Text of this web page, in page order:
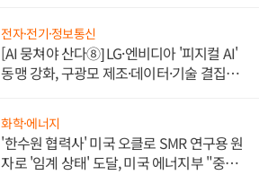
전자·전기·정보통신
[AI 뭉쳐야 산다⑧] LG·엔비디아 '피지컬 AI'
동맹 강화, 구광모 제조·데이터·기술 결집
화학·에너지
'한수원 협력사' 미국 오클로 SMR 연구용 원
자로 '임계 상태' 도달, 미국 에너지부 "중요